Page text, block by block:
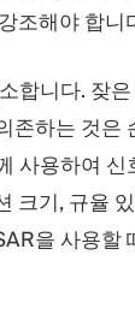
조해야 합니
합니다. 잦
하는 것은
사용하여
크기, 규율
을 사용할